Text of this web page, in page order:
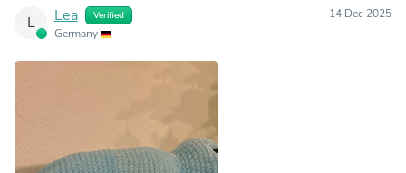
L Lea Verified
Germany
14 Dec 2025